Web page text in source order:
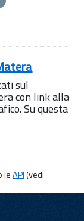
sul
con link alla
Su questa
leAPI(vedi